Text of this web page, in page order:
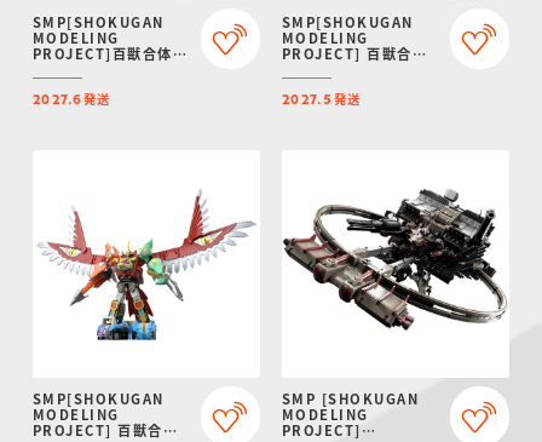
SMP[SHOKUGAN
MODELING
PROJECT]百獣合体
2027年6月発送】
2027.6発送
SMP[SHOKUGAN
MODELING
PROJECT] 百獣合体
レファント【再販：
2027年5月発送】
2027.5 発送
SMP[SHOKUGAN
MODELING
PROJECT] 百獣合体
SMP [SHOKUGAN
MODELING
PROJECT]